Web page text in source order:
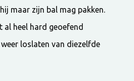
maar zijn bal mag pakken.
al heel hard geoefend
loslaten van diezelfde